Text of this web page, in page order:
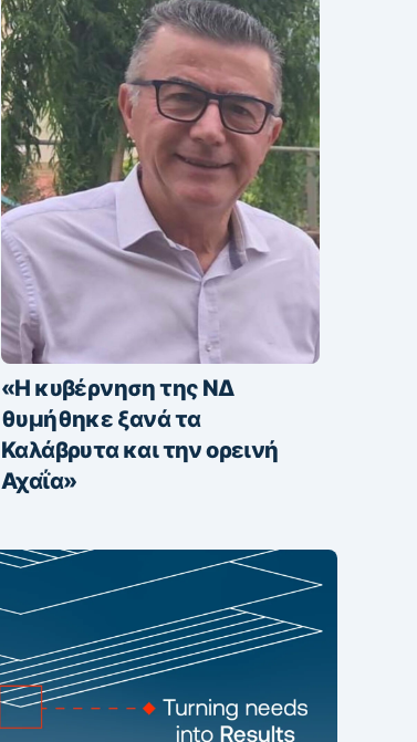
«Η κυβέρνηση της ΝΔ
θυμήθηκε ξανά τα
Καλάβρυτα και την ορεινή
Αχαΐα»